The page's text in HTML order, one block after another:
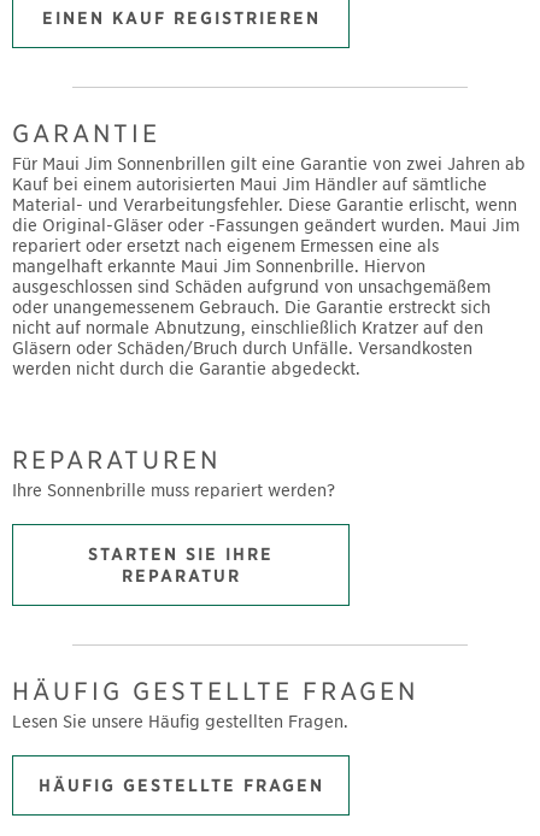
EINEN KAUF REGISTRIEREN
GARANTIE
Für Maui Jim Sonnenbrillen gilt eine Garantie von zwei Jahren ab
Kauf bei einem autorisierten Maui Jim Händler auf sämtliche
Material- und Verarbeitungsfehler. Diese Garantie erlischt, wenn
die Original-Gläser oder -Fassungen geändert wurden. Maui Jim
repariert oder ersetzt nach eigenem Ermessen eine als
mangelhaft erkannte Maui Jim Sonnenbrille. Hiervon
ausgeschlossen sind Schäden aufgrund von unsachgemäßem
oder unangemessenem Gebrauch. Die Garantie erstreckt sich
nicht auf normale Abnutzung, einschließlich Kratzer auf den
Gläsern oder Schäden/Bruch durch Unfälle. Versandkosten
werden nicht durch die Garantie abgedeckt.
REPARATUREN
Ihre Sonnenbrille muss repariert werden?
STARTEN SIE IHRE
REPARATUR
HÄUFIG GESTELLTE FRAGEN
Lesen Sie unsere Häufig gestellten Fragen.
HÄUFIG GESTELLTE FRAGEN